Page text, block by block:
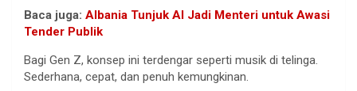
Baca juga: Albania Tunjuk AI Jadi Menteri untuk Awasi
Tender Publik
Bagi Gen Z, konsep ini terdengar seperti musik di telinga.
Sederhana, cepat, dan penuh kemungkinan.